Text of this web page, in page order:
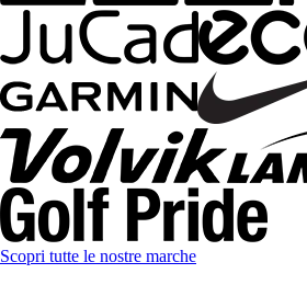
Scopri tutte le nostre marche